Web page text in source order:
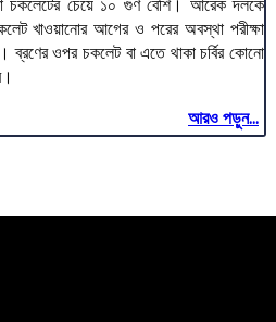
চকলেটের চেয়ে ১০ গুণ বেশি। আরেক দলকে
খাওয়ানোর আগের ও পরের অবস্থা পরীক্ষা
ব্রণের ওপর চকলেট বা এতে থাকা চর্বির কোনো
আরও পড়ুন...